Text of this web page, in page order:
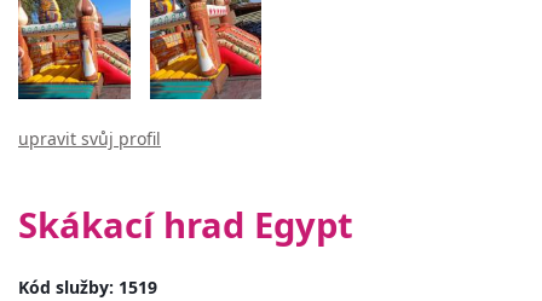
upravit svůj profil
Skákací hrad Egypt
Kód služby: 1519